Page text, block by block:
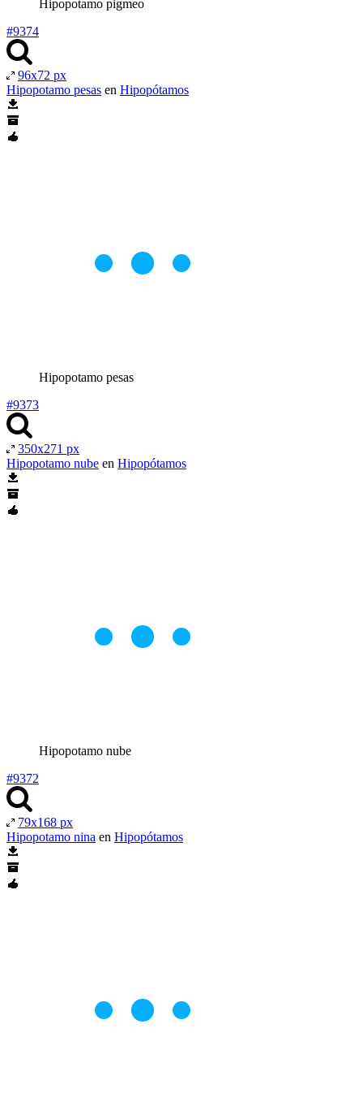
Hipopotamo pigmeo
#9374
96x72 px
Hipopotamo pesas en Hipopótamos
Hipopotamo pesas
#9373
350x271 px
Hipopotamo nube en Hipopótamos
Hipopotamo nube
#9372
79x168 px
Hipopotamo nina en Hipopótamos